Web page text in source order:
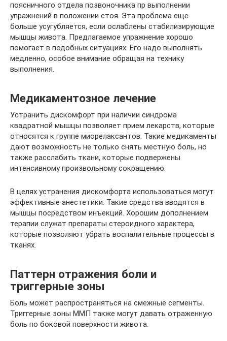
поясничного отдела позвоночника пр выполнении
упражнений в положении стоя. Эта проблема еще
больше усугубляется, если ослаблены стабилизирующие
мышцы живота. Предлагаемое упражнение хорошо
помогает в подобных ситуациях. Его надо выполнять
медленно, особое внимание обращая на технику
выполнения.
Медикаментозное лечение
Устранить дискомфорт при наличии синдрома
квадратной мышцы позволяет прием лекарств, которые
относятся к группе миорелаксантов. Такие медикаменты
дают возможность не только снять местную боль, но
также расслабить ткани, которые подвержены
интенсивному произвольному сокращению.
В целях устранения дискомфорта использоваться могут
эффективные анестетики. Такие средства вводятся в
мышцы посредством инъекций. Хорошим дополнением
терапии служат препараты стероидного характера,
которые позволяют убрать воспалительные процессы в
тканях.
Паттерн отражения боли и
триггерные зоны
Боль может распространяться на смежные сегменты.
Триггерные зоны ММП также могут давать отраженную
боль по боковой поверхности живота.